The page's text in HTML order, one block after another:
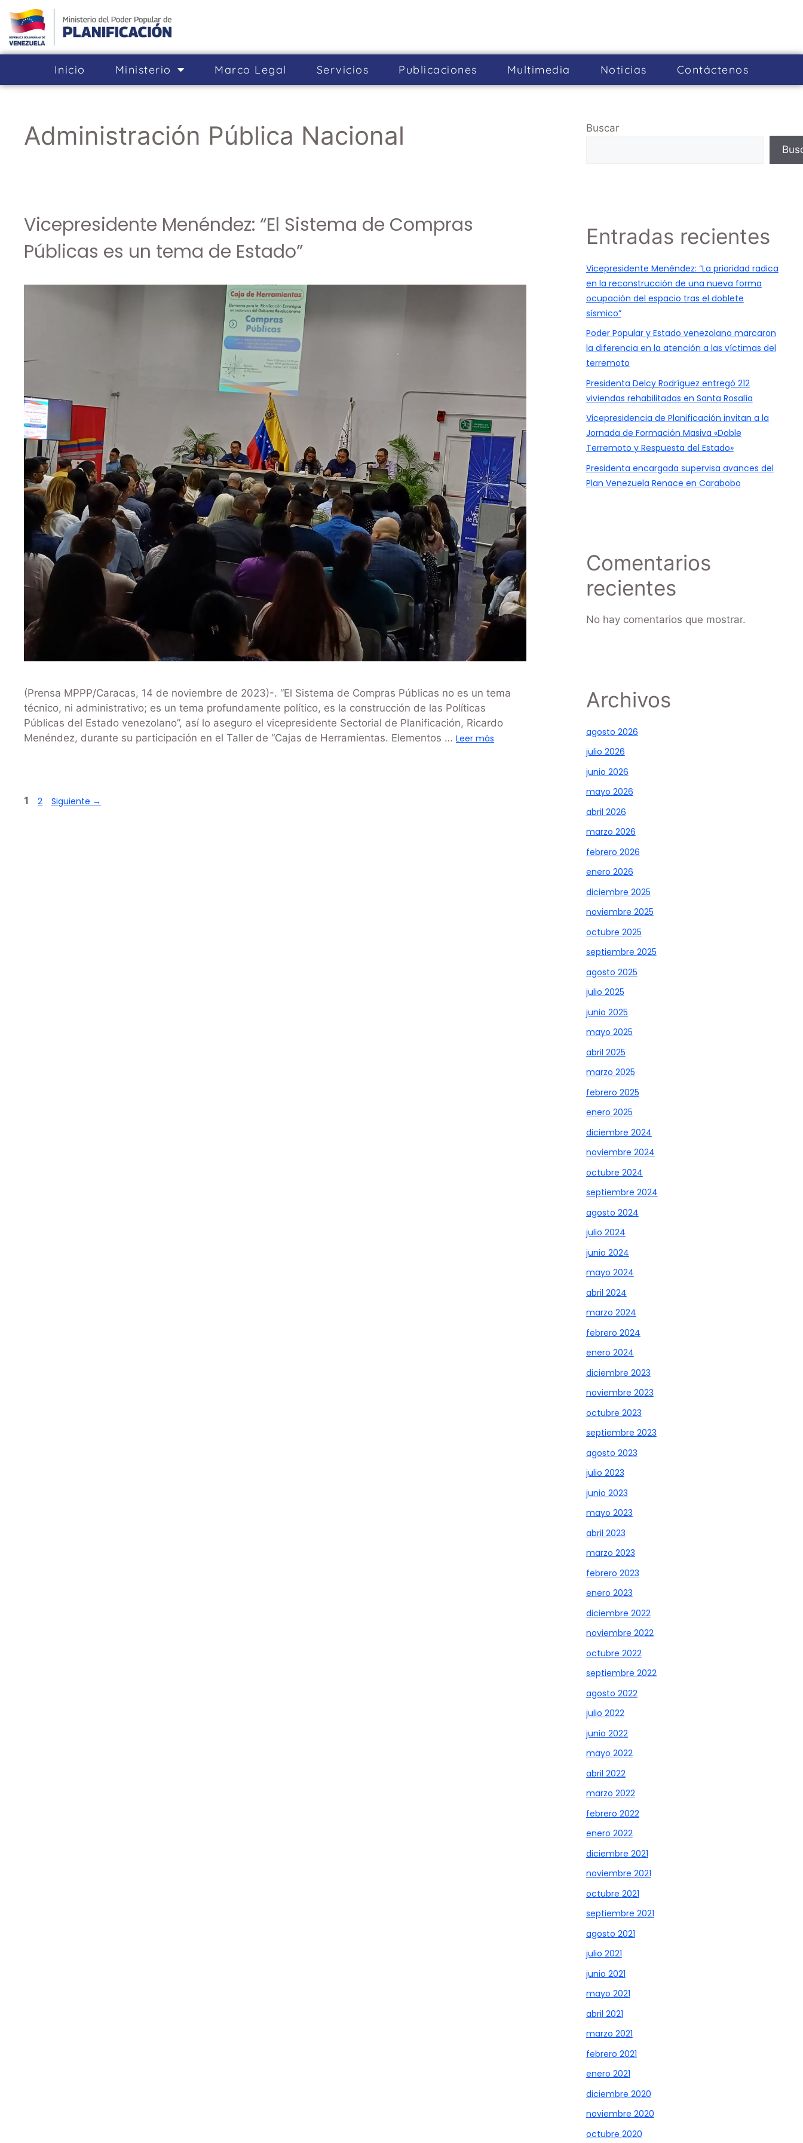
Inicio Ministerio Marco Legal Servicios Publicaciones Multimedia Noticias Cont­áctenos
Administración Pública Nacional
Vicepresidente Menéndez: “El Sistema de Compras
Públicas es un tema de Estado”
(Prensa MPPP/Caracas, 14 de noviembre de 2023)-. “El Sistema de Compras Públicas no es un tema
técnico, ni administrativo; es un tema profundamente político, es la construcción de las Políticas
Públicas del Estado venezolano”, así lo aseguro el vicepresidente Sectorial de Planificación, Ricardo
Menéndez, durante su participación en el Taller de “Cajas de Herramientas. Elementos … Leer más
1 2 Siguiente →
Buscar
Entradas recientes
Vicepresidente Menéndez: “La prioridad radica
en la reconstrucción de una nueva forma
ocupación del espacio tras el doblete
sísmico”
Poder Popular y Estado venezolano marcaron
la diferencia en la atención a las víctimas del
terremoto
Presidenta Delcy Rodríguez entregó 212
viviendas rehabilitadas en Santa Rosalía
Vicepresidencia de Planificación invitan a la
Jornada de Formación Masiva «Doble
Terremoto y Respuesta del Estado»
Presidenta encargada supervisa avances del
Plan Venezuela Renace en Carabobo
Comentarios
recientes
No hay comentarios que mostrar.
Archivos
agosto 2026
julio 2026
junio 2026
mayo 2026
abril 2026
marzo 2026
febrero 2026
enero 2026
diciembre 2025
noviembre 2025
octubre 2025
septiembre 2025
agosto 2025
julio 2025
junio 2025
mayo 2025
abril 2025
marzo 2025
febrero 2025
enero 2025
diciembre 2024
noviembre 2024
octubre 2024
septiembre 2024
agosto 2024
julio 2024
junio 2024
mayo 2024
abril 2024
marzo 2024
febrero 2024
enero 2024
diciembre 2023
noviembre 2023
octubre 2023
septiembre 2023
agosto 2023
julio 2023
junio 2023
mayo 2023
abril 2023
marzo 2023
febrero 2023
enero 2023
diciembre 2022
noviembre 2022
octubre 2022
septiembre 2022
agosto 2022
julio 2022
junio 2022
mayo 2022
abril 2022
marzo 2022
febrero 2022
enero 2022
diciembre 2021
noviembre 2021
octubre 2021
septiembre 2021
agosto 2021
julio 2021
junio 2021
mayo 2021
abril 2021
marzo 2021
febrero 2021
enero 2021
diciembre 2020
noviembre 2020
octubre 2020